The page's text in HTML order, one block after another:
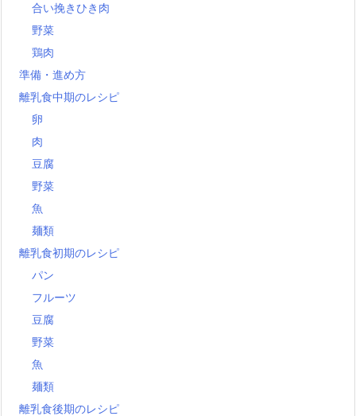
合い挽きひき肉
野菜
鶏肉
準備・進め方
離乳食中期のレシピ
卵
肉
豆腐
野菜
魚
麺類
離乳食初期のレシピ
パン
フルーツ
豆腐
野菜
魚
麺類
離乳食後期のレシピ